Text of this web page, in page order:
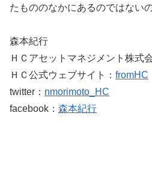
たもののなかにあるのではないの
森本紀行
ＨＣアセットマネジメント株
ＨＣ公式ウェブサイト： fromHC
twitter： nmorimoto_HC
facebook： 森本紀行